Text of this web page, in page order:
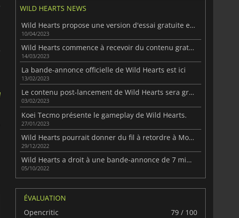
WILD HEARTS NEWS
Wild Hearts propose une version d'essai gratuite et une mise à jour de Murakumo
10/04/2023
Wild Hearts commence à recevoir du contenu gratuit
14/03/2023
La bande-annonce officielle de Wild Hearts est ici
13/02/2023
Le contenu post-lancement de Wild Hearts sera gratuit.
03/02/2023
Koei Tecmo présente le gameplay de Wild Hearts.
27/01/2023
Wild Hearts pourrait donner du fil à retordre à Monster Hunter.
29/12/2022
Wild Hearts a droit à une bande-annonce de 7 minutes.
05/10/2022
ÉVALUATION
Opencritic
79 / 100